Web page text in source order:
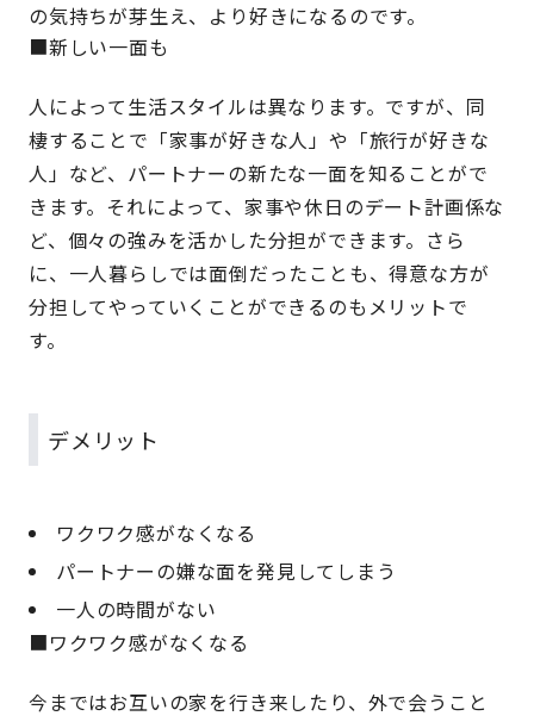
の気持ちが芽生え、より好きになるのです。
■新しい一面も
人によって生活スタイルは異なります。ですが、同
棲することで「家事が好きな人」や「旅行が好きな
人」など、パートナーの新たな一面を知ることがで
きます。それによって、家事や休日のデート計画係な
ど、個々の強みを活かした分担ができます。さら
に、一人暮らしでは面倒だったことも、得意な方が
分担してやっていくことができるのもメリットで
す。
デメリット
ワクワク感がなくなる
パートナーの嫌な面を発見してしまう
一人の時間がない
■ワクワク感がなくなる
今まではお互いの家を行き来したり、外で会うこと